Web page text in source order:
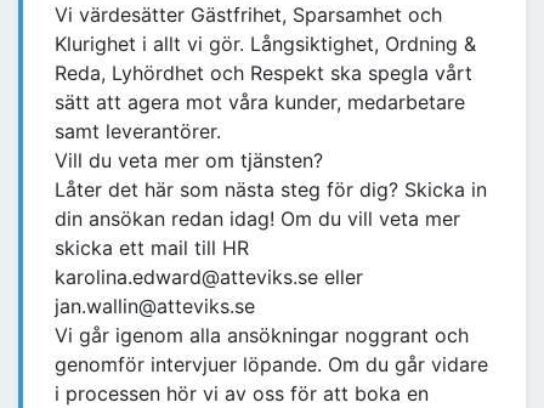
Vi värdesätter Gästfrihet, Sparsamhet och
Klurighet i allt vi gör. Långsiktighet, Ordning &
Reda, Lyhördhet och Respekt ska spegla vårt
sätt att agera mot våra kunder, medarbetare
samt leverantörer.
Vill du veta mer om tjänsten?
Låter det här som nästa steg för dig? Skicka in
din ansökan redan idag! Om du vill veta mer
skicka ett mail till HR
karolina.edward@atteviks.se eller
jan.wallin@atteviks.se
Vi går igenom alla ansökningar noggrant och
genomför intervjuer löpande. Om du går vidare
i processen hör vi av oss för att boka en